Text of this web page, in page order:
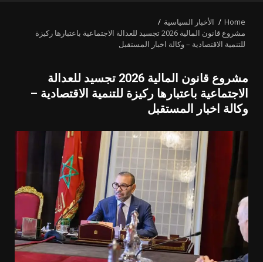
Home
الأخبار السياسية
مشروع قانون المالية 2026 تجسيد للعدالة الاجتماعية باعتبارها ركيزة
للتنمية الاقتصادية – وكالة اخبار المستقبل
مشروع قانون المالية 2026 تجسيد للعدالة
الاجتماعية باعتبارها ركيزة للتنمية الاقتصادية –
وكالة اخبار المستقبل